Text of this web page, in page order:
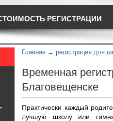
РЕГИСТРАЦИИ
Главная регистрация для
Временная
Благовещенске
Практически каждый
лучшую школу или